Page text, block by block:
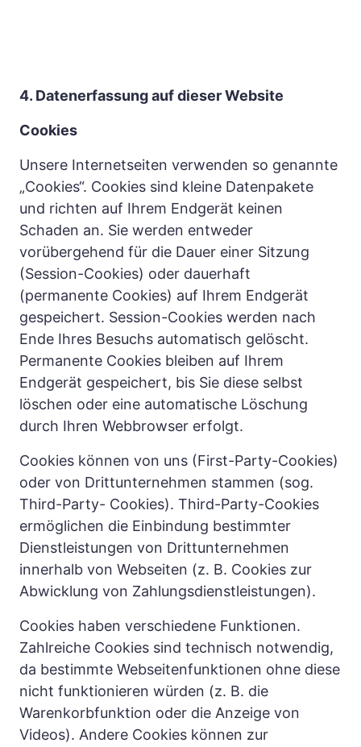
4. Datenerfassung auf dieser Website
Cookies
Unsere Internetseiten verwenden so genannte
„Cookies“. Cookies sind kleine Datenpakete
und richten auf Ihrem Endgerät keinen
Schaden an. Sie werden entweder
vorübergehend für die Dauer einer Sitzung
(Session-Cookies) oder dauerhaft
(permanente Cookies) auf Ihrem Endgerät
gespeichert. Session-Cookies werden nach
Ende Ihres Besuchs automatisch gelöscht.
Permanente Cookies bleiben auf Ihrem
Endgerät gespeichert, bis Sie diese selbst
löschen oder eine automatische Löschung
durch Ihren Webbrowser erfolgt.
Cookies können von uns (First-Party-Cookies)
oder von Drittunternehmen stammen (sog.
Third-Party- Cookies). Third-Party-Cookies
ermöglichen die Einbindung bestimmter
Dienstleistungen von Drittunternehmen
innerhalb von Webseiten (z. B. Cookies zur
Abwicklung von Zahlungsdienstleistungen).
Cookies haben verschiedene Funktionen.
Zahlreiche Cookies sind technisch notwendig,
da bestimmte Webseitenfunktionen ohne diese
nicht funktionieren würden (z. B. die
Warenkorbfunktion oder die Anzeige von
Videos). Andere Cookies können zur